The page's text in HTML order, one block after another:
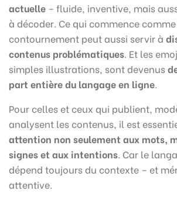
actuelle – fluide, inventive, mais
à décoder. Ce qui commence
contournement peut aussi servir à
contenus problématiques. Et les
simples illustrations, sont devenus
part entière du langage en ligne.
Pour celles et ceux qui publient,
analysent les contenus, il est
attention non seulement aux mots,
signes et aux intentions. Car le
dépend toujours du contexte – et
attentive.